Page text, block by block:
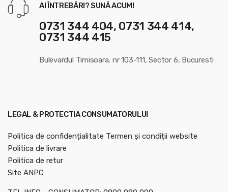
AI ÎNTREBĂRI? SUNĂ ACUM!
0731 344 404, 0731 344 414,
0731 344 415
Bulevardul Timisoara, nr 103-111, Sector 6, Bucuresti
LEGAL & PROTECTIA CONSUMATORULUI
Politica de confidențialitate Termen și condiții website
Politica de livrare
Politica de retur
Site ANPC